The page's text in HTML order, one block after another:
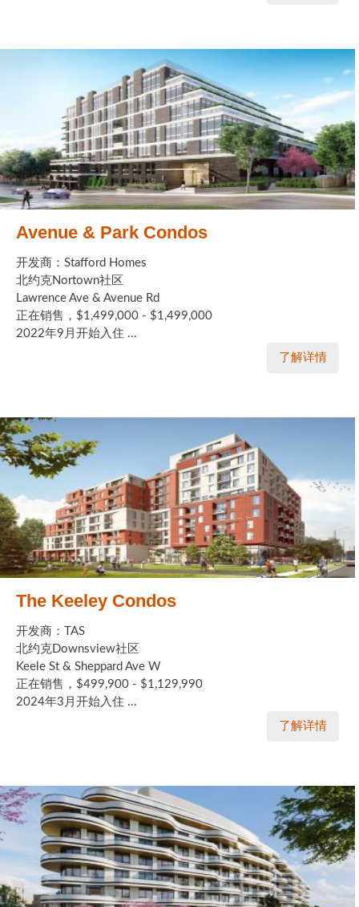
Avenue & Park Condos
开发商：Stafford Homes
北约克Nortown社区
Lawrence Ave & Avenue Rd
正在销售，$1,499,000 - $1,499,000
2022年9月开始入住 ...
了解详情
The Keeley Condos
开发商：TAS
北约克Downsview社区
Keele St & Sheppard Ave W
正在销售，$499,900 - $1,129,990
2024年3月开始入住 ...
了解详情